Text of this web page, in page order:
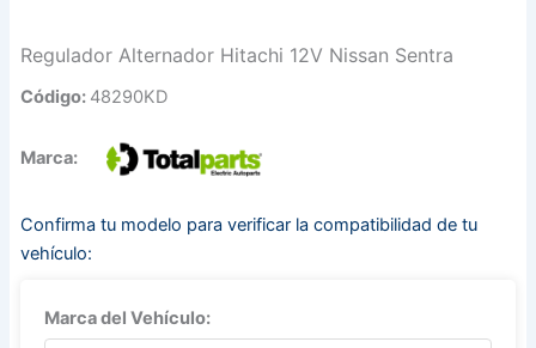
Regulador Alternador Hitachi 12V Nissan Sentra
Código: 48290KD
Marca:
Confirma tu modelo para verificar la compatibilidad de tu
vehículo:
Marca del Vehículo: